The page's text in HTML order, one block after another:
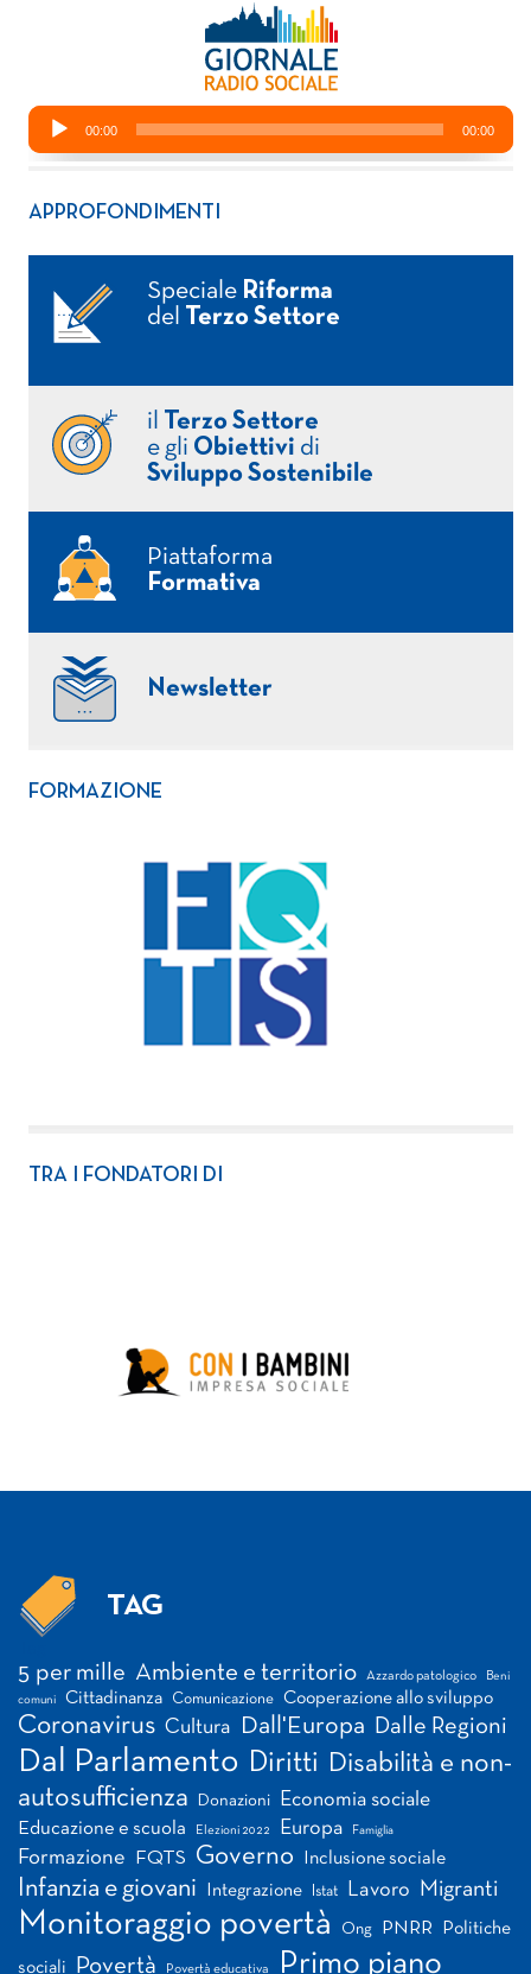
APPROFONDIMENTI
Speciale Riforma
del
Terzo Settore
il
Terzo Settore
e gli Obiettivi di
Sviluppo Sostenibile
Piattaforma
Formativa
Newsletter
FORMAZIONE
TRA I FONDATORI DI
TAG
5 per mille Ambiente e territorio Azzardo patologico Beni
comuni Cittadinanza Comunicazione Cooperazione allo sviluppo
Coronavirus Cultura Dall'Europa Dalle Regioni
Dal Parlamento Diritti Disabilità e non-
autosufficienza
Donazioni Economia sociale
Educazione e scuola Elezioni 2022 Europa Famiglia
Formazione FQTS Governo Inclusione sociale
Infanzia e giovani Integrazione Istat Lavoro Migranti
Monitoraggio povertà Ong PNRR Politiche
sociali Povertà Povertà educativa Primo piano